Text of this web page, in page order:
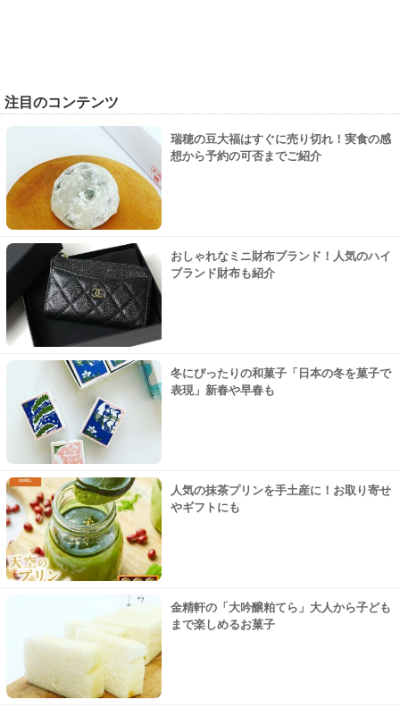
注目のコンテンツ
瑞穂の豆大福はすぐに売り切れ！実食の感
想から予約の可否までご紹介
おしゃれなミニ財布ブランド！人気のハイ
ブランド財布も紹介
冬にぴったりの和菓子「日本の冬を菓子で
表現」新春や早春も
人気の抹茶プリンを手土産に！お取り寄せ
やギフトにも
金精軒の「大吟醸粕てら」大人から子ども
まで楽しめるお菓子